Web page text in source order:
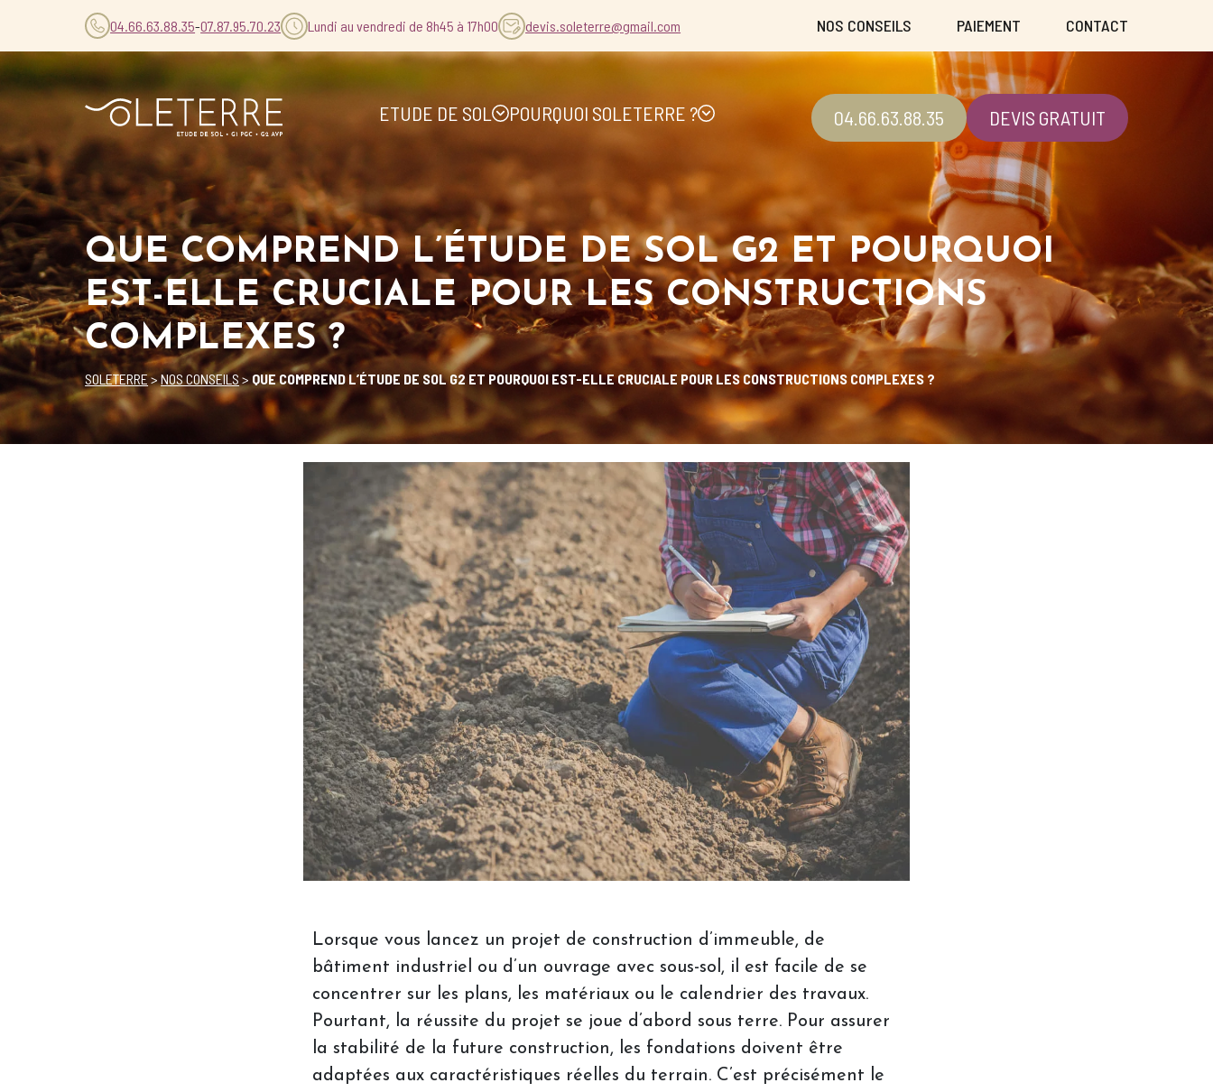
04.66.63.88.35-07.87.95.70.23 Lundi au vendredi de 8h45 à 17h00 devis.soleterre@gmail.com NOS CONSEILS PAIEMENT CONTACT
ETUDE DE SOL POURQUOI SOLETERRE ? 04.66.63.88.35 DEVIS GRATUIT
QUE COMPREND L’ÉTUDE DE SOL G2 ET POURQUOI
EST-ELLE CRUCIALE POUR LES CONSTRUCTIONS
COMPLEXES ?
SOLETERRE>NOS CONSEILS > QUE COMPREND L’ÉTUDE DE SOL G2 ET POURQUOI EST-ELLE CRUCIALE POUR LES CONSTRUCTIONS COMPLEXES ?
Lorsque vous lancez un projet de construction d’immeuble, de
bâtiment industriel ou d’un ouvrage avec sous-sol, il est facile de se
concentrer sur les plans, les matériaux ou le calendrier des travaux.
Pourtant, la réussite du projet se joue d’abord sous terre. Pour assurer
la stabilité de la future construction, les fondations doivent être
adaptées aux caractéristiques réelles du terrain. C’est précisément le